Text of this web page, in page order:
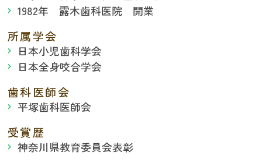
1982年 露木歯科医院 開業
所属学会
日本小児歯科学会
日本全身咬合学会
歯科医師会
平塚歯科医師会
受賞歴
神奈川県教育委員会表彰